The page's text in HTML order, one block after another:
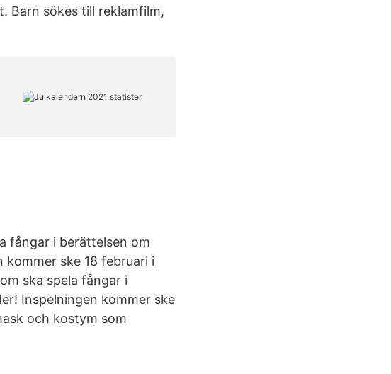
Barn sökes till reklamfilm,
fångar i berättelsen om
ske 18 februari i
ska spela fångar i
Inspelningen kommer ske
och kostym som